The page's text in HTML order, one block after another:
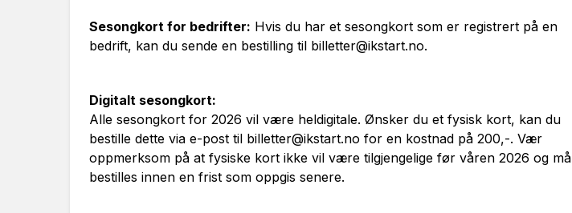
Sesongkort for bedrifter: Hvis du har et sesongkort som er registrert på en
bedrift, kan du sende en bestilling til billetter@ikstart.no.
Digitalt sesongkort:
Alle sesongkort for 2026 vil være heldigitale. Ønsker du et fysisk kort, kan du
bestille dette via e-post til billetter@ikstart.no for en kostnad på 200,-. Vær
oppmerksom på at fysiske kort ikke vil være tilgjengelige før våren 2026 og må
bestilles innen en frist som oppgis senere.